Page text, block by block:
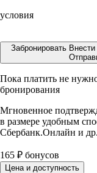
условия
Забронировать
Пока платить не
бронирования
Мгновенное
в размере удобным
Сбербанк.Онлайн и др.
165 ₽ бонусов
Цена и доступность